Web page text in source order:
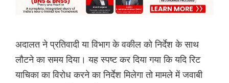
अदालत ने प्रतिवादी या विभाग के वकील को निर्देश के साथ
लौटने का समय दिया। यह स्पष्ट कर दिया गया कि यदि रिट
याचिका का विरोध करने का निर्देश मिलेगा तो मामले में जवाबी